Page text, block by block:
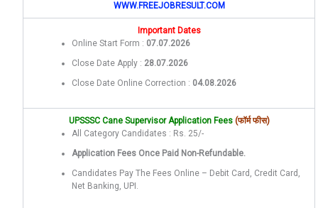
WWW.FREEJOBRESULT.COM
Important Dates
Online Start Form : 07.07.2026
Close Date Apply : 28.07.2026
Close Date Online Correction : 04.08.2026
UPSSSC Cane Supervisor Application Fees (फॉर्म फीस)
All Category Candidates : Rs. 25/-
Application Fees Once Paid Non-Refundable.
Candidates Pay The Fees Online – Debit Card, Credit Card,
Net Banking, UPI.